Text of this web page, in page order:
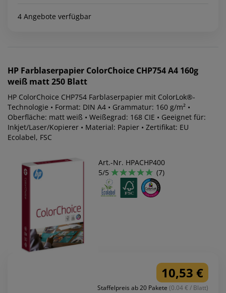
4 Angebote verfügbar
HP Farblaserpapier ColorChoice CHP754 A4 160g
weiß matt 250 Blatt
HP ColorChoice CHP754 Farblaserpapier mit ColorLok®-
Technologie • Format: DIN A4 • Grammatur: 160 g/m² •
Oberfläche: matt weiß • Weißegrad: 168 CIE • Geeignet für:
Inkjet/Laser/Kopierer • Material: Papier • Zertifikat: EU
Ecolabel, FSC
Art.-Nr. HPACHP400
5/5
(7)
10,53 €
Staffelpreis ab 20 Pakete (0.04 € / Blatt)